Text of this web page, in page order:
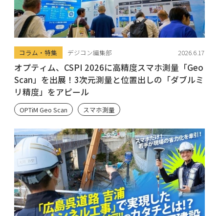
コラム・特集 デジコン編集部 2026.6.17
オプティム、CSPI 2026に高精度スマホ測量「Geo
Scan」を出展！3次元測量と位置出しの「ダブルミ
リ精度」をアピール
OPTiM Geo Scan スマホ測量